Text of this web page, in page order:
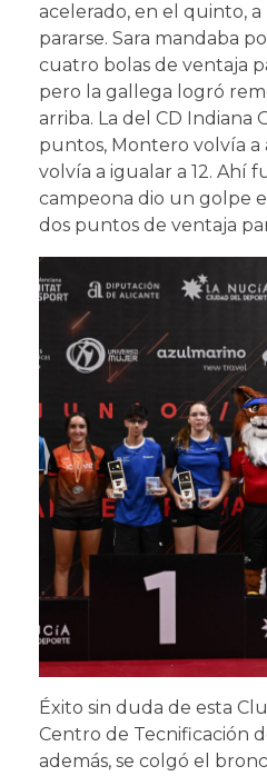
acelerado, en el quinto,
pararse. Sara mandaba
cuatro bolas de ventaja
pero la gallega logró
arriba. La del CD Indiana
puntos, Montero volvía a
volvía a igualar a 12. Ahí
campeona dio un golpe
dos puntos de ventaja
Éxito sin duda de esta
Centro de Tecnificación
además, se colgó el